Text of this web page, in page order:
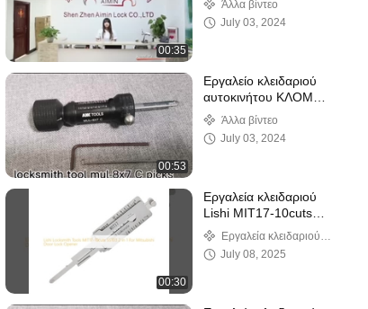
00:35
αποκωδικοποιητή
αναγνώστη κλειδαριού
Άλλα βίντεο
July 03, 2024
00:53
Εργαλείο κλειδαριού
αυτοκινήτου ΚΛΟΜ
κλειδαριού πόρτας
αυτοκινήτου 2pcs
picking set
Άλλα βίντεο
July 03, 2024
00:30
Εργαλεία κλειδαριού
Lishi MIT17-10cuts
SS103 2 σε 1 για το
ανοιχτήρα κλειδαριού
Mitsubishi
Εργαλεία κλειδαριού
αυτοκινήτου
July 08, 2025